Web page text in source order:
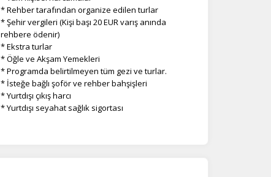
* Rehber tarafından organize edilen turlar
* Şehir vergileri (Kişi başı 20 EUR varış anında
rehbere ödenir)
* Ekstra turlar
* Öğle ve Akşam Yemekleri
* Programda belirtilmeyen tüm gezi ve turlar.
* İsteğe bağlı şoför ve rehber bahşişleri
* Yurtdışı çıkış harcı
* Yurtdışı seyahat sağlık sigortası